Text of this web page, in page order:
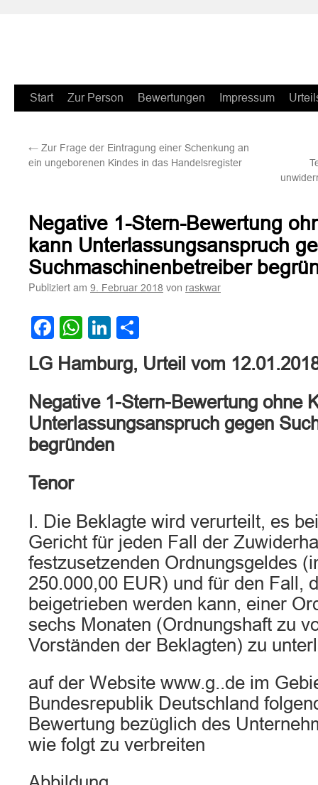
Zum
springen
Start Zur Person Bewertungen Impressum
← Zur Frage der Eintragung einer Schenkung an
ein ungeborenen Kindes in das Handelsregister
Negative 1-Stern-Bewertung
kann Unterlassungsanspruch
Suchmaschinenbetreiber
Publiziert am 9. Februar 2018 von raskwar
Facebook
WhatsApp
LinkedIn
LG Hamburg, Urteil vom
Negative 1-Stern-Bewertung ohne
Unterlassungsanspruch gegen
begründen
Tenor
I. Die Beklagte wird verurteilt, es
Gericht für jeden Fall der
festzusetzenden Ordnungsgeldes
250.000,00 EUR) und für den Fall,
beigetrieben werden kann, einer
sechs Monaten (Ordnungshaft zu
Vorständen der Beklagten) zu
auf der Website www.g..de im
Bundesrepublik Deutschland
Bewertung bezüglich des
wie folgt zu verbreiten